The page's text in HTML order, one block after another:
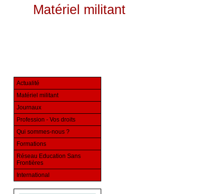
Matériel militant
Actualité
Matériel militant
Journaux
Profession - Vos droits
Qui sommes-nous ?
Formations
Réseau Education Sans
Frontières
International